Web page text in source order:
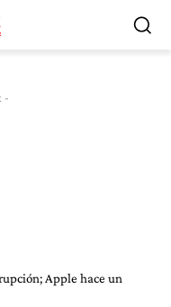
-
Apple hace un